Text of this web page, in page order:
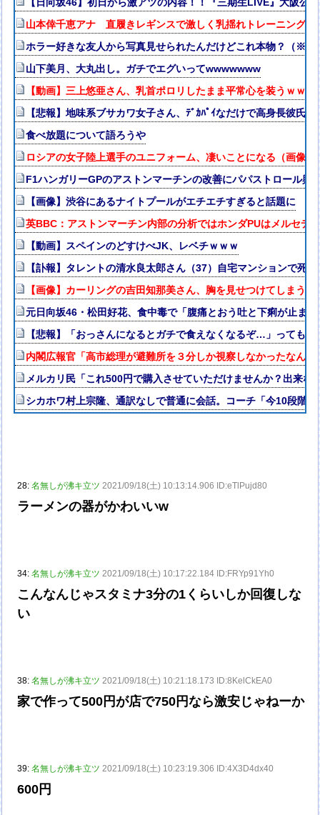
山本倖千恵アナ 直履きレギンスで激しく乳揺れトレーニング！
ホラー好きな友人から写真見せられたんだけどこれ本物？（※画
山下美月、大丸出し。ガチでエグいってwwwwwww
【動画】三上悠亜さん、乳首ポロリしたまま平常心を装うｗｗｗ
【悲報】地味系ブサカワ女子さん、ﾃﾞｶﾊﾟｲなだけで高身長彼氏
食べ放題について語ろうや
ロシアの女子陸上選手のユニフォーム、凄いことになる（画像・
F1ハンガリーGPのアストンマーチンの改善にパパストロール興
【画像】渋谷にあるナイトプールがエチエチすぎると話題に
英BBC：アストンマーチン内部の分析ではホンダPUはメルセデ
【動画】スペインのどすけべJK、レベチｗｗｗ
【訃報】タレントの清水良太郎さん（37）自宅マンションで死
【画像】カーリングの吉田知那美さん、胸を見せつけてしまう
元日向坂46・松田好花、食中毒で「腹痛とおう吐と下痢が止ま
【悲報】「おっさんになるとガチで食えなくなるぞ…」ってもの
内閣広報官「高市総理が避難所を３分しか視察しなかったなん
メルカリ民「これ500円で購入させていただけませんか？出来な
シカホワ村上宗隆、通訳なしで普通に会話。コーチ「今10段階
28:名無しが沸キ立ツ 2021/09/18(土) 10:13:14.906 ID:eTlPujd80
ラーメンの器がかわいいw
34:名無しが沸キ立ツ 2021/09/18(土) 10:17:22.184 ID:FRYp91Yh0
こんなんじゃスタミナ3分の1くらいしか回復しな
い
38:名無しが沸キ立ツ 2021/09/18(土) 10:21:18.173 ID:8KelCkEA0
家で作って500円が店で750円なら激安じゃねーか
39:名無しが沸キ立ツ 2021/09/18(土) 10:23:19.306 ID:4X3D4dx40
600円